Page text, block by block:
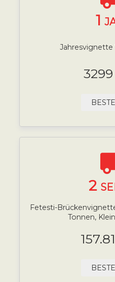
1
Jahresvignette
2
Fetesti-
Tonnen,